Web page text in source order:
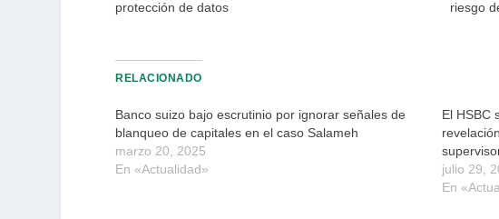
protección de datos
riesgo
RELACIONADO
Banco suizo bajo escrutinio por ignorar señales de
blanqueo de capitales en el caso Salameh
marzo 20, 2025
En «Actualidad»
El HSBC
julio 29,
En